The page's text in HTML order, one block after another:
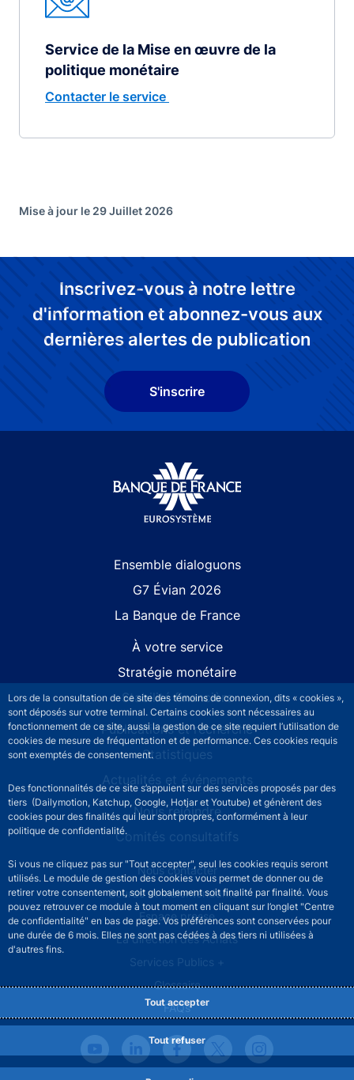
Lors de la consultation de ce site des témoins de connexion, dits « cookies »,
sont déposés sur votre terminal. Certains cookies sont nécessaires au
fonctionnement de ce site, aussi la gestion de ce site requiert l’utilisation de
cookies de mesure de fréquentation et de performance. Ces cookies requis
sont exemptés de consentement.
Des fonctionnalités de ce site s’appuient sur des services proposés par des
tiers (Dailymotion, Katchup, Google, Hotjar et Youtube) et génèrent des
cookies pour des finalités qui leur sont propres, conformément à leur
politique de confidentialité.
Si vous ne cliquez pas sur "Tout accepter", seul les cookies requis seront
utilisés. Le module de gestion des cookies vous permet de donner ou de
retirer votre consentement, soit globalement soit finalité par finalité. Vous
pouvez retrouver ce module à tout moment en cliquant sur l’onglet "Centre
de confidentialité" en bas de page. Vos préférences sont conservées pour
une durée de 6 mois. Elles ne sont pas cédées à des tiers ni utilisées à
d'autres fins.
Tout accepter
Tout refuser
Service de la Mise en œuvre de la
politique monétaire
Contacter le service
Mise à jour le 29 Juillet 2026
Inscrivez-vous à notre lettre
d'information et abonnez-vous aux
dernières alertes de publication
S'inscrire
Ensemble dialoguons
G7 Évian 2026
La Banque de France
À votre service
Stratégie monétaire
Stabilité financière
Publications et recherche
Statistiques
Actualités et événements
Nous rejoindre
Comités consultatifs
Footer secondary menuNous contacter
Sourds et malentendants
Espace presse
La direction des Achats
Services Publics +
Glossaire
FAQs